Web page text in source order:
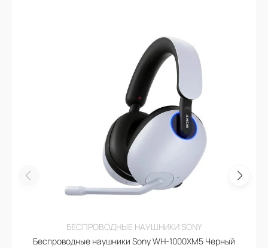
БЕСПРОВОДНЫЕ НАУШНИКИ SONY
Беспроводные наушники Sony WH-1000XM5 Черный